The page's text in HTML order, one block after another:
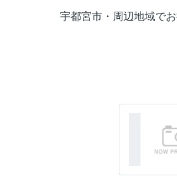
宇都宮市・周辺地域で